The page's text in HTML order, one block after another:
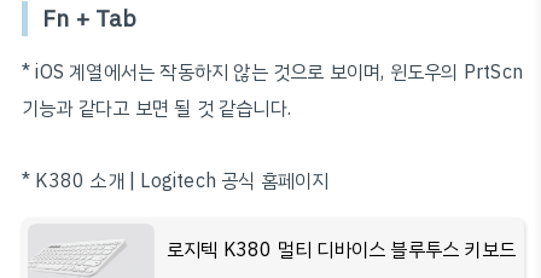
Fn + Tab
* iOS 계열에서는 작동하지 않는 것으로 보이며, 윈도우의 PrtScn
기능과 같다고 보면 될 것 같습니다.
* K380 소개 | Logitech 공식 홈페이지
로지텍 K380 멀티 디바이스 블루투스 키보드